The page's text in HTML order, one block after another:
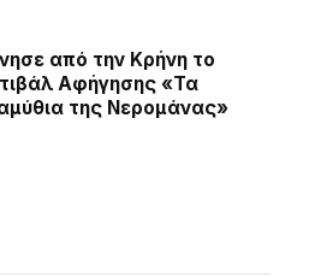
από την Κρήνη το
Αφήγησης «Τα
της Νερομάνας»